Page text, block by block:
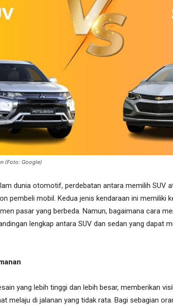
(Foto: Google)
dunia otomotif, perdebatan antara memilih SUV
pembeli mobil. Kedua jenis kendaraan ini memiliki
pasar yang berbeda. Namun, bagaimana cara
lengkap antara SUV dan sedan yang dapat
yang lebih tinggi dan lebih besar, memberikan
melaju di jalanan yang tidak rata. Bagi sebagian